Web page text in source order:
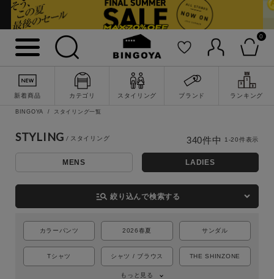
0
新着商品 カテゴリ スタイリング ブランド ランキング
詳細検索
BINGOYA スタイリング一覧
STYLING
MENS LADIES
manage_search 絞り込んで検索する
カラーパンツ 2026春夏 サンダル
Tシャツ シャツ / ブラウス THE SHINZONE
もっと見る
340件中 1-20件表示